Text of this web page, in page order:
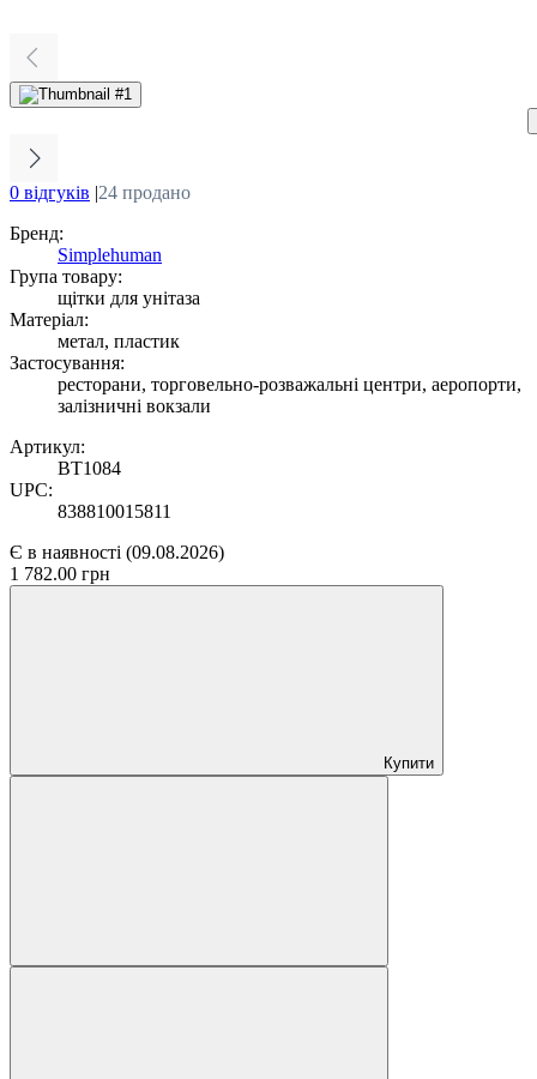
0 відгуків |24 продано
Бренд:
Simplehuman
Група товару:
щітки для унітаза
Матеріал:
метал, пластик
Застосування:
ресторани, торговельно-розважальні центри, аеропорти,
залізничні вокзали
Артикул:
BT1084
UPC:
838810015811
Є в наявності (09.08.2026)
1 782.00 грн
Купити